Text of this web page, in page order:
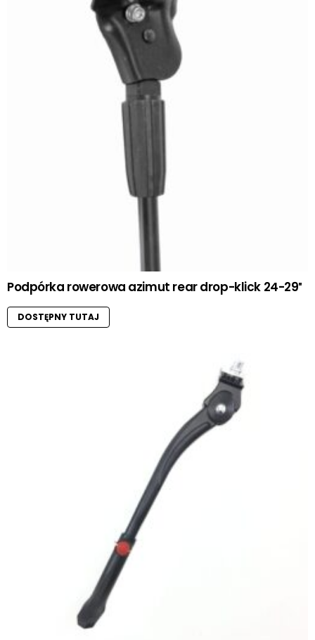
Podpórka rowerowa azimut rear drop-klick 24-29″
DOSTĘPNY TUTAJ